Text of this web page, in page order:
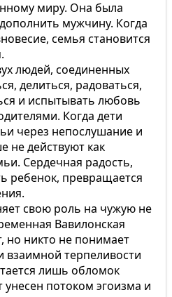
миру. Она была
мужчину. Когда
семья становится
людей, соединенных
делиться, радоваться,
и испытывать любовь
Когда дети
через непослушание и
не действуют как
Сердечная радость,
ребенок, превращается
свою роль на чужую не
Вавилонская
но никто не понимает
взаимной терпеливости
лишь обломок
потоком эгоизма и